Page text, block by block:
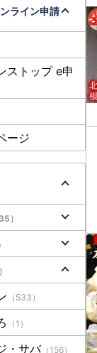
ライン申請
ストップ e申
ージ
）
（533）
（1）
・サバ（156）